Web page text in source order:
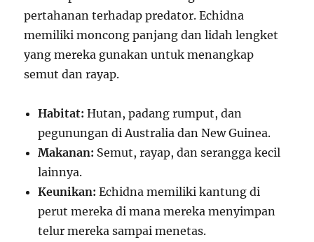
pertahanan terhadap predator. Echidna
memiliki moncong panjang dan lidah lengket
yang mereka gunakan untuk menangkap
semut dan rayap.
Habitat: Hutan, padang rumput, dan
pegunungan di Australia dan New Guinea.
Makanan: Semut, rayap, dan serangga kecil
lainnya.
Keunikan: Echidna memiliki kantung di
perut mereka di mana mereka menyimpan
telur mereka sampai menetas.